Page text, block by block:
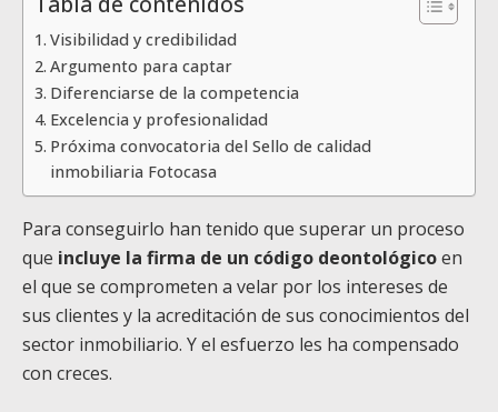
Visibilidad y credibilidad
Argumento para captar
Diferenciarse de la competencia
Excelencia y profesionalidad
Próxima convocatoria del Sello de calidad
inmobiliaria Fotocasa
Para conseguirlo han tenido que superar un proceso
que incluye la firma de un código deontológicoen
el que se comprometen a velar por los intereses de
sus clientes y la acreditación de sus conocimientos del
sector inmobiliario. Y el esfuerzo les ha compensado
con creces.